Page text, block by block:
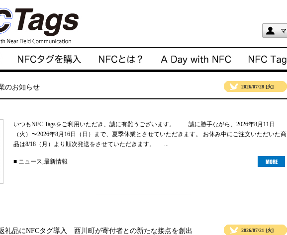
のお知らせ 2026/07/28 [火]
いつもNFC Tagsをご利用いただき、誠に有難うございます。 誠に勝手ながら、2026年8月11日
（火）〜2026年8月16日（日）まで、夏季休業とさせていただきます。 お休み中にご注文いただいた商
品は8/18（月）より順次発送をさせていただきます。 ...
■ ニュース,最新情報
礼品にNFCタグ導入 西川町が寄付者との新たな接点を創出 2026/07/21 [火]